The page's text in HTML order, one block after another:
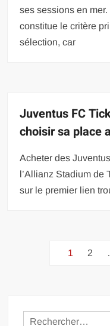
ses sessions en mer.
constitue le critère
sélection, car
Juventus FC
choisir sa place
Acheter des
l’Allianz Stadium de
sur le premier lien
Pagination
1 2